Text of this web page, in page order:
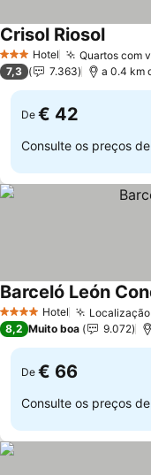
3 EstrelasHotel Quartos com
Crisol RiosolVer
7,3 7.363 a 0.4 km
De € 42
Consulte os preços de
4 EstrelasHotel
Barceló León
8,2 Muito boa 9.072
De € 66
Consulte os preços de